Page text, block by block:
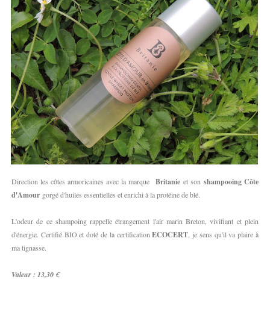
Direction les côtes armoricaines avec la marque Britanie et son shampooing Côte
d'Amour gorgé d'huiles essentielles et enrichi à la protéine de blé.
L'odeur de ce shampoing rappelle étrangement l'air marin Breton, vivifiant et plein
d'énergie. Certifié BIO et doté de la certificationECOCERT , je sens qu'il va plaire à
ma tignasse.
Valeur : 13,30 €